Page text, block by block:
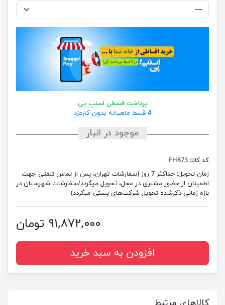
پرداخت قسطی اسنپ پی
4 قسط ماهیانه بدون کارمزد
موجود در انبار
کد کالا: FH873
زمان تحویل:
حداکثر 7 روز (سفارشات تهران، پس از تماس تلفنی جهت
اطمینان از حضور مشتری در محل، تحویل میگردد/سفارشات شهرستان در
بازه زمانی ذکرشده تحویل شرکت‌های پستی میگردد)
۹۱,۸۷۲,۰۰۰ تومان
افزودن به سبد خرید